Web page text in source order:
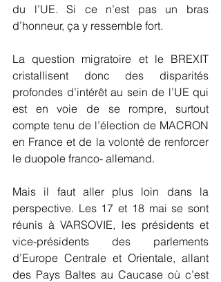
du l’UE. Si ce n’est pas un bras
d’honneur, ça y ressemble fort.
La question migratoire et le BREXIT
cristallisent donc des disparités
profondes d’intérêt au sein de l’UE qui
est en voie de se rompre, surtout
compte tenu de l’élection de MACRON
en France et de la volonté de renforcer
le duopole franco- allemand.
Mais il faut aller plus loin dans la
perspective. Les 17 et 18 mai se sont
réunis à VARSOVIE, les présidents et
vice-présidents des parlements
d’Europe Centrale et Orientale, allant
des Pays Baltes au Caucase où c’est